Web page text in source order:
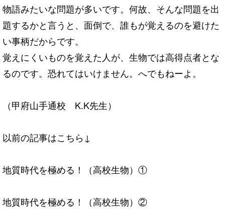
物語みたいな問題が多いです。何故、そんな問題を出
題するかと言うと、面倒で、誰もが覚えるのを避けた
い事柄だからです。
覚えにくいものを覚えた人が、生物では高得点者とな
るのです。恐れてはいけません。へでもねーよ。
（甲府山手通校 K.K先生）
以前の記事はこちら↓
地質時代を極める！（高校生物）①
地質時代を極める！（高校生物）②